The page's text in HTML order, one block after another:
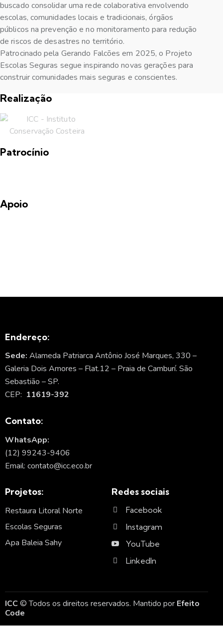
buscado consolidar uma rede colaborativa envolvendo
escolas, comunidades locais e tradicionais, órgãos
públicos na prevenção e no monitoramento para redução
de riscos de desastres no território.
Patrocinado pela Gerando Falcões em 2025, o Projeto
Escolas Seguras segue inspirando novas gerações para
construir comunidades mais seguras e conscientes.
Realização
Patrocínio
Apoio
Endereço:
Sede: Alameda Patriarca Antônio José Marques, 330 –
Galeria Dois Amores – Flat.12 – Praia de Camburí. São
Sebastião – SP.
CEP: 11619-392
Contato:
WhatsApp:
(12) 99243-9406
Email: contato@icc.eco.br
Projetos:
Restaura Litoral Norte
Escolas Seguras
Apa Baleia Sahy
Redes sociais
Facebook
Instagram
YouTube
LinkedIn
ICC© Todos os direitos reservados. Mantido por Efeito
Code